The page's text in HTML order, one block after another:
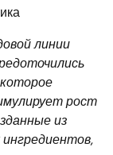
линии
рост
из